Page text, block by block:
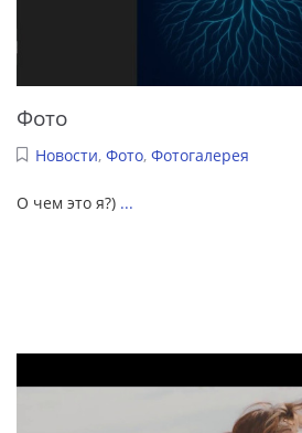
Фото
Новости, Фото, Фотогалерея
О чем это я?) ...